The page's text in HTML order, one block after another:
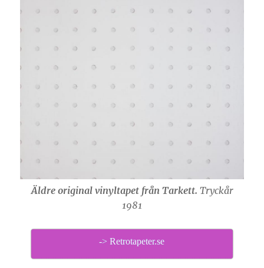
Äldre original vinyltapet från Tarkett. Tryckår
1981
-> Retrotapeter.se